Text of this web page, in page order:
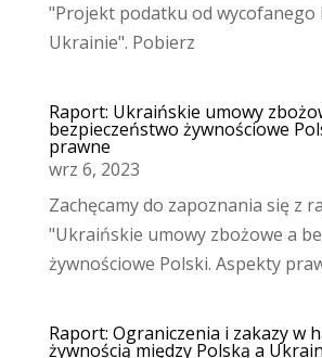
"Projekt podatku od wycofanego
Ukrainie". Pobierz
Raport: Ukraińskie umowy
bezpieczeństwo żywnościowe
prawne
wrz 6, 2023
Zachęcamy do zapoznania się z
"Ukraińskie umowy zbożowe a
żywnościowe Polski. Aspekty
Raport: Ograniczenia i zakazy w
żywnością między Polską a